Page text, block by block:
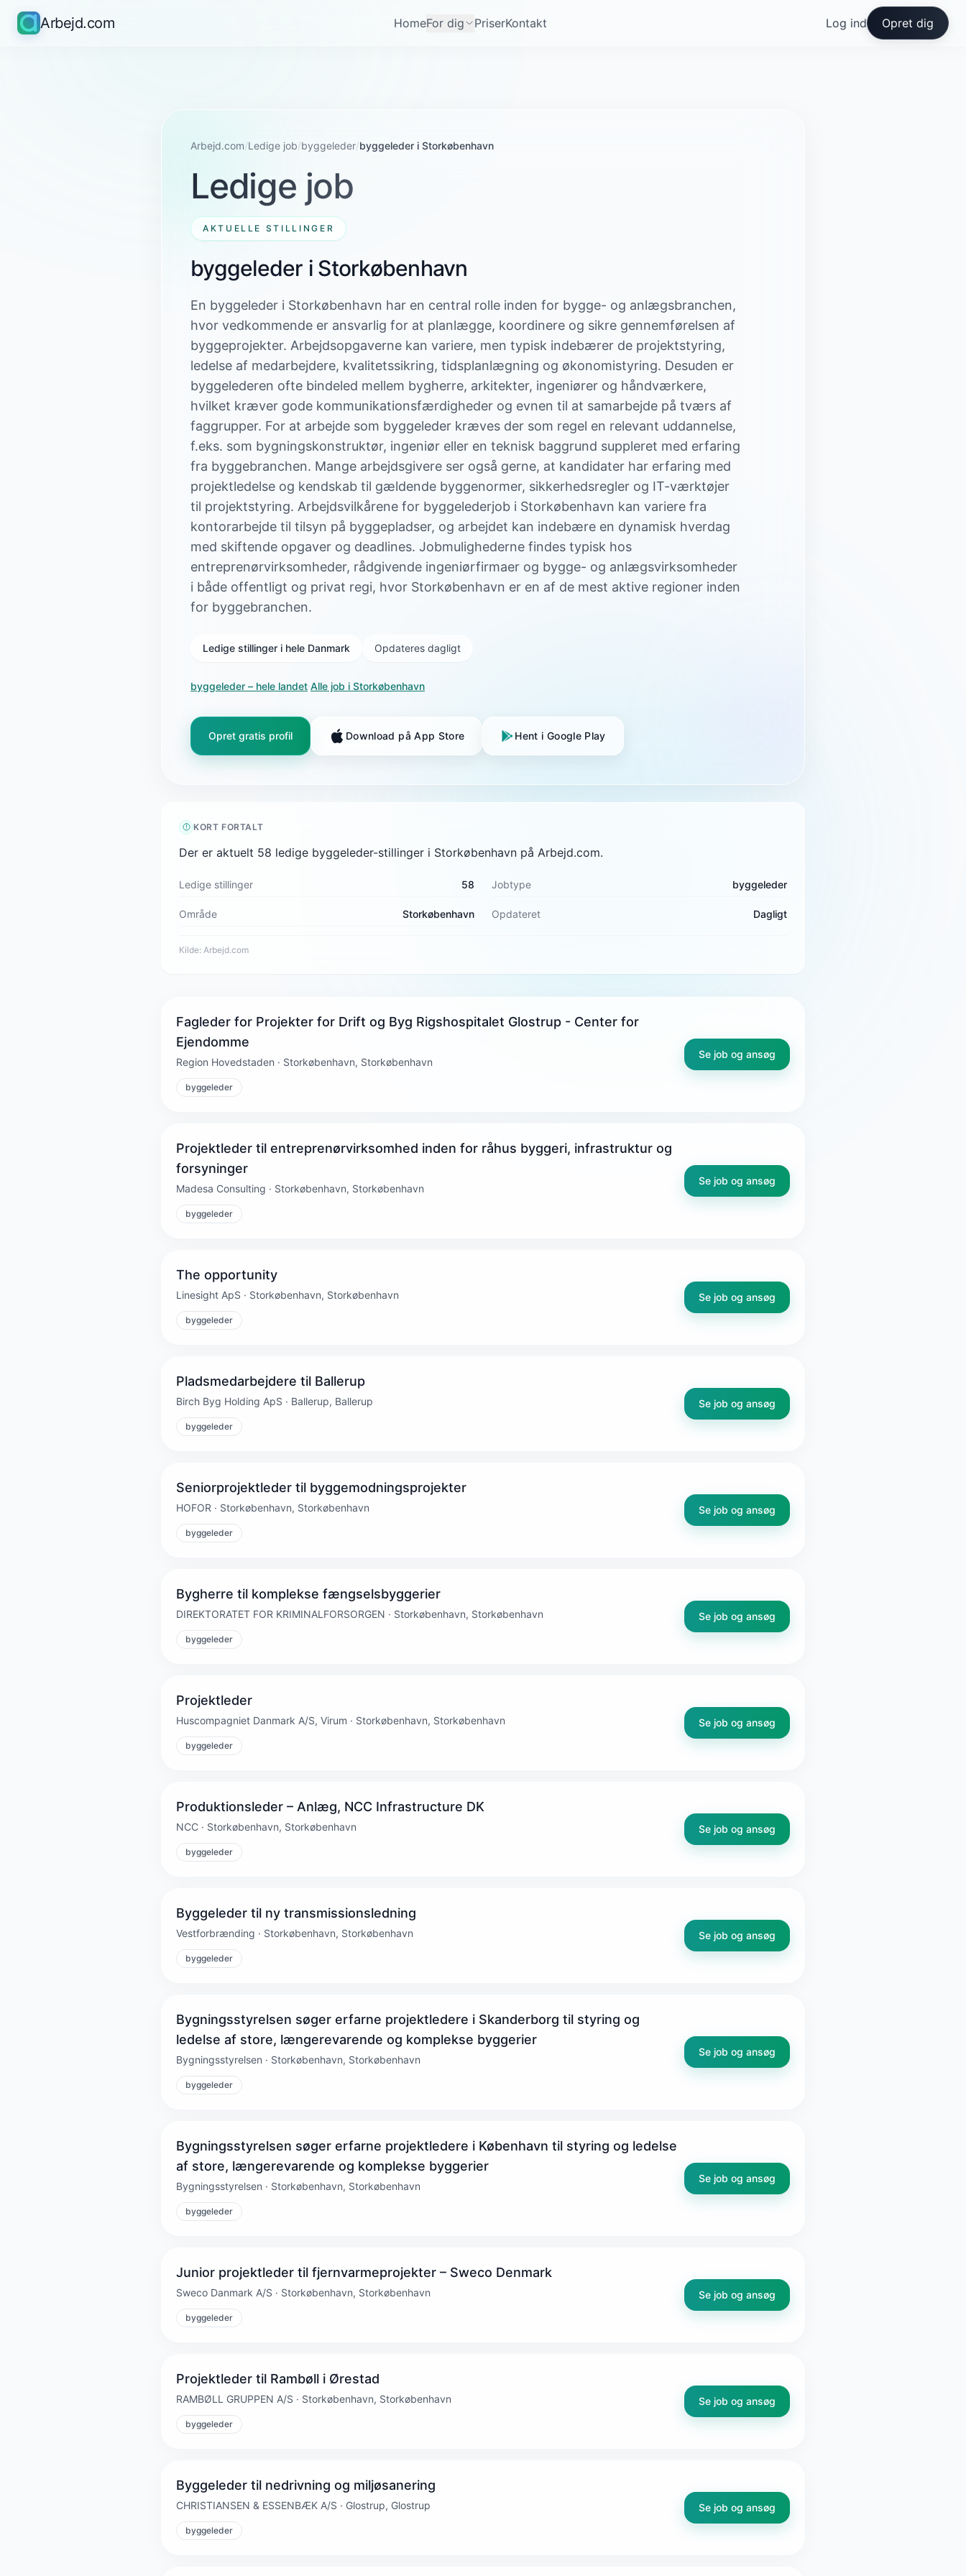
Arbejd.com HomeFor dig PriserKontakt Log ind Opret dig
Arbejd.com/Ledige job/byggeleder/byggeleder i Storkøbenhavn
Ledige job
AKTUELLE STILLINGER
byggeleder i Storkøbenhavn
En byggeleder i Storkøbenhavn har en central rolle inden for bygge- og anlægsbranchen,
hvor vedkommende er ansvarlig for at planlægge, koordinere og sikre gennemførelsen af
byggeprojekter. Arbejdsopgaverne kan variere, men typisk indebærer de projektstyring,
ledelse af medarbejdere, kvalitetssikring, tidsplanlægning og økonomistyring. Desuden er
byggelederen ofte bindeled mellem bygherre, arkitekter, ingeniører og håndværkere,
hvilket kræver gode kommunikationsfærdigheder og evnen til at samarbejde på tværs af
faggrupper. For at arbejde som byggeleder kræves der som regel en relevant uddannelse,
f.eks. som bygningskonstruktør, ingeniør eller en teknisk baggrund suppleret med erfaring
fra byggebranchen. Mange arbejdsgivere ser også gerne, at kandidater har erfaring med
projektledelse og kendskab til gældende byggenormer, sikkerhedsregler og IT-værktøjer
til projektstyring. Arbejdsvilkårene for byggelederjob i Storkøbenhavn kan variere fra
kontorarbejde til tilsyn på byggepladser, og arbejdet kan indebære en dynamisk hverdag
med skiftende opgaver og deadlines. Jobmulighederne findes typisk hos
entreprenørvirksomheder, rådgivende ingeniørfirmaer og bygge- og anlægsvirksomheder
i både offentligt og privat regi, hvor Storkøbenhavn er en af de mest aktive regioner inden
for byggebranchen.
Ledige stillinger i hele Danmark Opdateres dagligt
byggeleder – hele landet·Alle job i Storkøbenhavn
Opret gratis profil Download på App Store Hent i Google Play
KORT FORTALT
Der er aktuelt 58 ledige byggeleder-stillinger i Storkøbenhavn på Arbejd.com.
Ledige stillinger 58 Jobtype byggeleder
Område Storkøbenhavn Opdateret Dagligt
Kilde: Arbejd.com
Fagleder for Projekter for Drift og Byg Rigshospitalet Glostrup - Center for
Ejendomme
Region Hovedstaden · Storkøbenhavn, Storkøbenhavn
byggeleder
Se job og ansøg
Projektleder til entreprenørvirksomhed inden for råhus byggeri, infrastruktur og
forsyninger
Madesa Consulting · Storkøbenhavn, Storkøbenhavn
byggeleder
Se job og ansøg
The opportunity
Linesight ApS · Storkøbenhavn, Storkøbenhavn
byggeleder
Se job og ansøg
Pladsmedarbejdere til Ballerup
Birch Byg Holding ApS · Ballerup, Ballerup
byggeleder
Se job og ansøg
Seniorprojektleder til byggemodningsprojekter
HOFOR · Storkøbenhavn, Storkøbenhavn
byggeleder
Se job og ansøg
Bygherre til komplekse fængselsbyggerier
DIREKTORATET FOR KRIMINALFORSORGEN · Storkøbenhavn, Storkøbenhavn
byggeleder
Se job og ansøg
Projektleder
Huscompagniet Danmark A/S, Virum · Storkøbenhavn, Storkøbenhavn
byggeleder
Se job og ansøg
Produktionsleder – Anlæg, NCC Infrastructure DK
NCC · Storkøbenhavn, Storkøbenhavn
byggeleder
Se job og ansøg
Byggeleder til ny transmissionsledning
Vestforbrænding · Storkøbenhavn, Storkøbenhavn
byggeleder
Se job og ansøg
Bygningsstyrelsen søger erfarne projektledere i Skanderborg til styring og
ledelse af store, længerevarende og komplekse byggerier
Bygningsstyrelsen · Storkøbenhavn, Storkøbenhavn
byggeleder
Se job og ansøg
Bygningsstyrelsen søger erfarne projektledere i København til styring og ledelse
af store, længerevarende og komplekse byggerier
Bygningsstyrelsen · Storkøbenhavn, Storkøbenhavn
byggeleder
Se job og ansøg
Junior projektleder til fjernvarmeprojekter – Sweco Denmark
Sweco Danmark A/S · Storkøbenhavn, Storkøbenhavn
byggeleder
Se job og ansøg
Projektleder til Rambøll i Ørestad
RAMBØLL GRUPPEN A/S · Storkøbenhavn, Storkøbenhavn
byggeleder
Se job og ansøg
Byggeleder til nedrivning og miljøsanering
CHRISTIANSEN & ESSENBÆK A/S · Glostrup, Glostrup
byggeleder
Se job og ansøg